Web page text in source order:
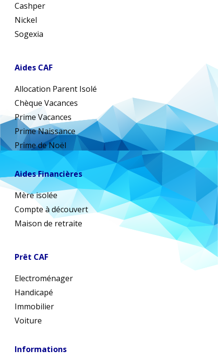
Cashper
Nickel
Sogexia
Aides CAF
Allocation Parent Isolé
Chèque Vacances
Prime Vacances
Prime Naissance
Prime de Noël
Aides Financières
Mère isolée
Compte à découvert
Maison de retraite
Prêt CAF
Electroménager
Handicapé
Immobilier
Voiture
Informations